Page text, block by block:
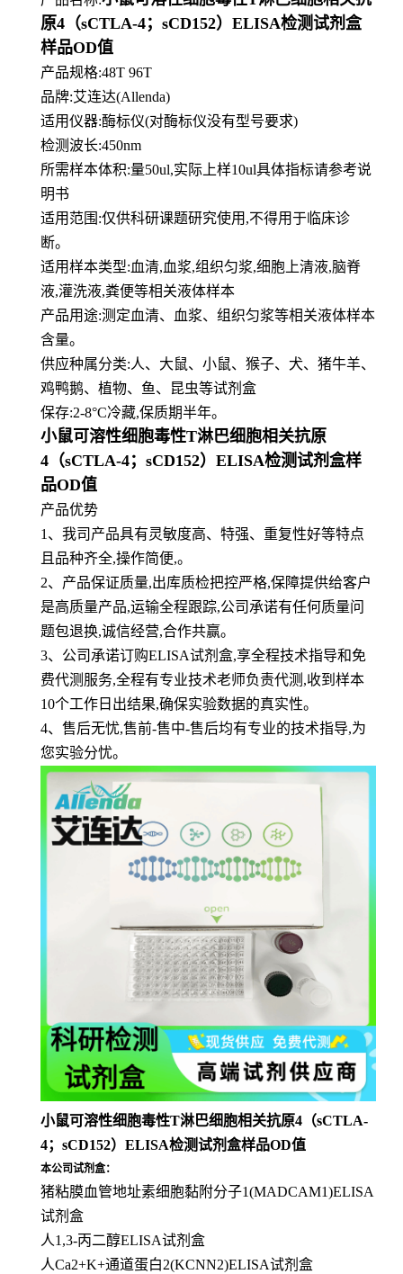
原4（sCTLA-4；sCD152）ELISA检测试剂盒
样品OD值
产品规格:48T 96T
品牌:艾连达(Allenda)
适用仪器:酶标仪(对酶标仪没有型号要求)
检测波长:450nm
所需样本体积:量50ul,实际上样10ul具体指标请参考说
明书
适用范围:仅供科研课题研究使用,不得用于临床诊
断。
适用样本类型:血清,血浆,组织匀浆,细胞上清液,脑脊
液,灌洗液,粪便等相关液体样本
产品用途:测定血清、血浆、组织匀浆等相关液体样本
含量。
供应种属分类:人、大鼠、小鼠、猴子、犬、猪牛羊、
鸡鸭鹅、植物、鱼、昆虫等试剂盒
保存:2-8°C冷藏,保质期半年。
小鼠可溶性细胞毒性T淋巴细胞相关抗原
4（sCTLA-4；sCD152）ELISA检测试剂盒样
品OD值
产品优势
1 、 我司产品具有灵敏度高、特强、重复性好等特点
且品种齐全,操作简便,。
2、产品保证质量,出库质检把控严格,保障提供给客户
是高质量产品,运输全程跟踪,公司承诺有任何质量问
题包退换,诚信经营,合作共赢。
3、公司承诺订购ELISA试剂盒,享全程技术指导和免
费代测服务,全程有专业技术老师负责代测,收到样本
10个工作日出结果,确保实验数据的真实性。
4、售后无忧,售前-售中-售后均有专业的技术指导,为
您实验分忧。
小鼠可溶性细胞毒性T淋巴细胞相关抗原4（sCTLA-
4；sCD152）ELISA检测试剂盒样品OD值
本公司试剂盒：
猪粘膜血管地址素细胞黏附分子1(MADCAM1)ELISA
试剂盒
人1,3-丙二醇ELISA试剂盒
人Ca2+K+通道蛋白2(KCNN2)ELISA试剂盒